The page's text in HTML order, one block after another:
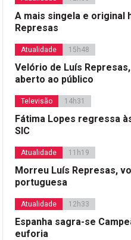
A mais singela e original
Represas
Atualidade 15h48
Velório de Luís
aberto ao público
Televisão 14h31
Fátima Lopes regressa
SIC
Atualidade 11h19
Morreu Luís Represas,
portuguesa
Atualidade 12h33
Espanha sagra-se
euforia